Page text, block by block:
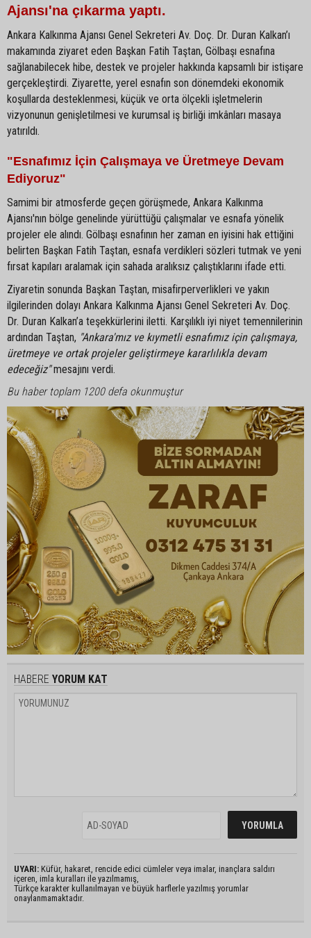
Ajansı'na çıkarma yaptı.
Ankara Kalkınma Ajansı Genel Sekreteri Av. Doç. Dr. Duran Kalkan’ı
makamında ziyaret eden Başkan Fatih Taştan, Gölbaşı esnafına
sağlanabilecek hibe, destek ve projeler hakkında kapsamlı bir istişare
gerçekleştirdi. Ziyarette, yerel esnafın son dönemdeki ekonomik
koşullarda desteklenmesi, küçük ve orta ölçekli işletmelerin
vizyonunun genişletilmesi ve kurumsal iş birliği imkânları masaya
yatırıldı.
"Esnafımız İçin Çalışmaya ve Üretmeye Devam
Ediyoruz"
Samimi bir atmosferde geçen görüşmede, Ankara Kalkınma
Ajansı'nın bölge genelinde yürüttüğü çalışmalar ve esnafa yönelik
projeler ele alındı. Gölbaşı esnafının her zaman en iyisini hak ettiğini
belirten Başkan Fatih Taştan, esnafa verdikleri sözleri tutmak ve yeni
fırsat kapıları aralamak için sahada aralıksız çalıştıklarını ifade etti.
Ziyaretin sonunda Başkan Taştan, misafirperverlikleri ve yakın
ilgilerinden dolayı Ankara Kalkınma Ajansı Genel Sekreteri Av. Doç.
Dr. Duran Kalkan’a teşekkürlerini iletti. Karşılıklı iyi niyet temennilerinin
ardından Taştan, "Ankara'mız ve kıymetli esnafımız için çalışmaya,
üretmeye ve ortak projeler geliştirmeye kararlılıkla devam
edeceğiz"mesajını verdi.
Bu haber toplam 1200 defa okunmuştur
HABERE YORUM KAT
UYARI: Küfür, hakaret, rencide edici cümleler veya imalar, inançlara saldırı
içeren, imla kuralları ile yazılmamış,
Türkçe karakter kullanılmayan ve büyük harflerle yazılmış yorumlar
onaylanmamaktadır.